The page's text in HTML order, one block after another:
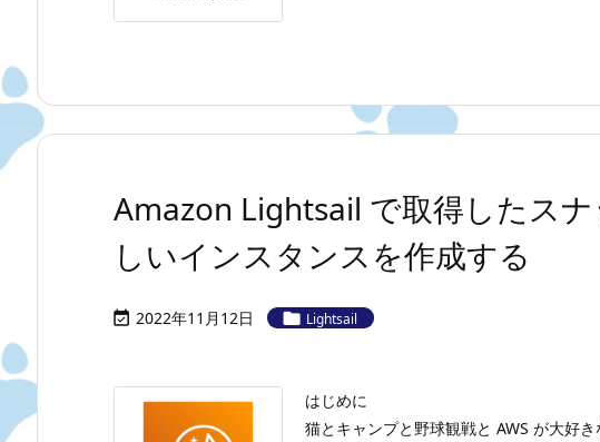
Amazon Lightsail で取得したス
しいインスタンスを作成する
 2022年11月12日  Lightsail
はじめに
猫とキャンプと野球観戦と AWS が大好